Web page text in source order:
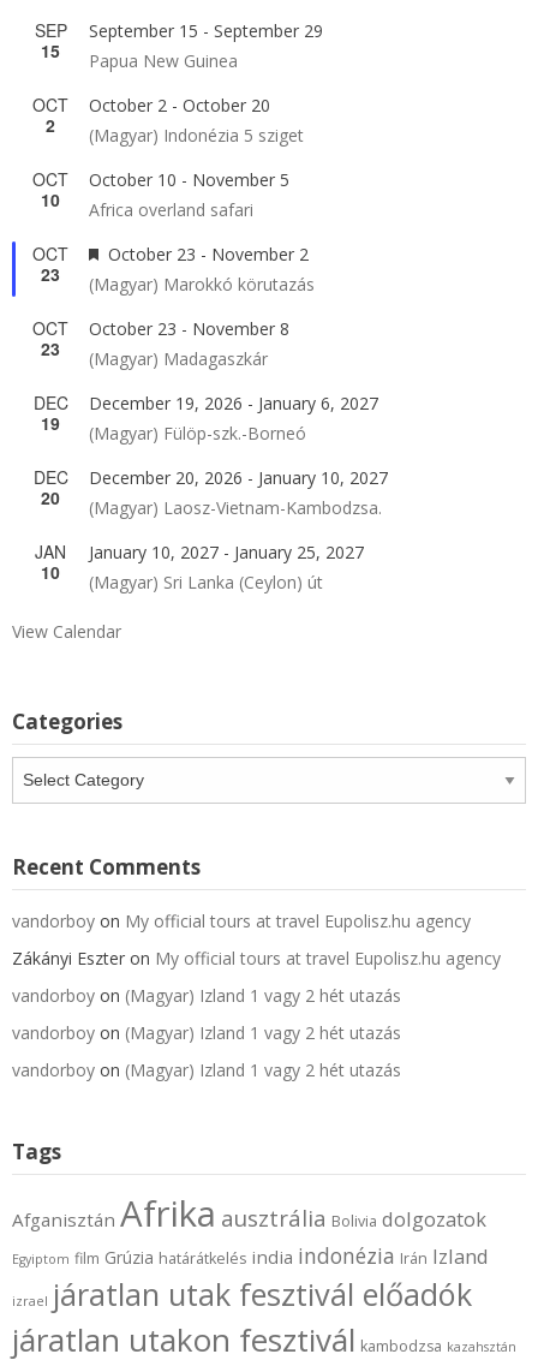
SEP
15
September 15 - September 29
Papua New Guinea
OCT
2
October 2 - October 20
(Magyar) Indonézia 5 sziget
OCT
10
October 10 - November 5
Africa overland safari
OCT
23
Featured
October 23 - November 2
(Magyar) Marokkó körutazás
OCT
23
October 23 - November 8
(Magyar) Madagaszkár
DEC
19
December 19, 2026 - January 6, 2027
(Magyar) Fülöp-szk.-Borneó
DEC
20
December 20, 2026 - January 10, 2027
(Magyar) Laosz-Vietnam-Kambodzsa.
JAN
10
January 10, 2027 - January 25, 2027
(Magyar) Sri Lanka (Ceylon) út
View Calendar
Categories
Categories
Recent Comments
vandorboy on My official tours at travel Eupolisz.hu agency
Zákányi Eszter on My official tours at travel Eupolisz.hu agency
vandorboy on (Magyar) Izland 1 vagy 2 hét utazás
vandorboy on (Magyar) Izland 1 vagy 2 hét utazás
vandorboy on (Magyar) Izland 1 vagy 2 hét utazás
Tags
Afganisztán Afrika ausztrália Bolivia dolgozatok
Egyiptom film Grúzia határátkelés india indonézia Irán Izland
izrael járatlan utak fesztivál előadók
járatlan utakon fesztivál kambodzsa kazahsztán